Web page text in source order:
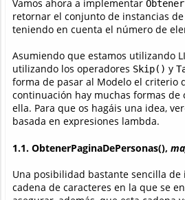
Vamos ahora a implementar
retornar el conjunto de instancias
teniendo en cuenta el número de
Asumiendo que estamos utilizando
utilizando los operadores Skip() y
forma de pasar al Modelo el criterio
continuación hay muchas formas
ella. Para que os hagáis una idea,
basada en expresiones lambda.
1.1. ObtenerPaginaDePersonas(),
Una posibilidad bastante sencilla
cadena de caracteres en la que se